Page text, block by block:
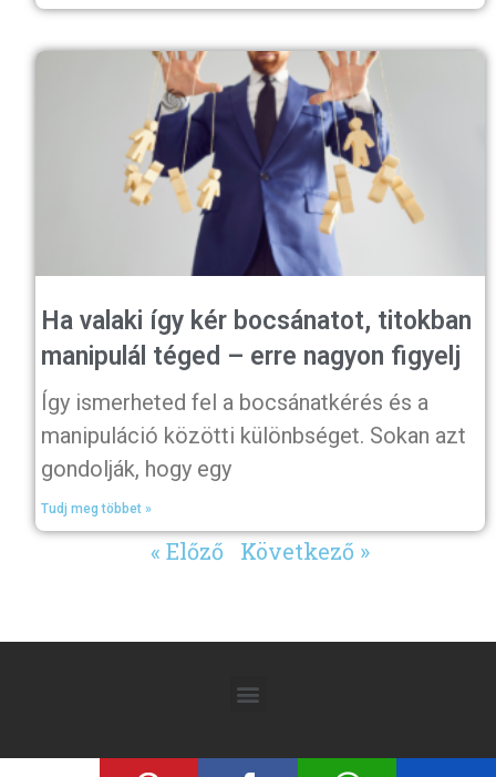
Ha valaki így kér bocsánatot, titokban
manipulál téged – erre nagyon figyelj
Így ismerheted fel a bocsánatkérés és a
manipuláció közötti különbséget. Sokan azt
gondolják, hogy egy
Tudj meg többet »
« Előző Következő »